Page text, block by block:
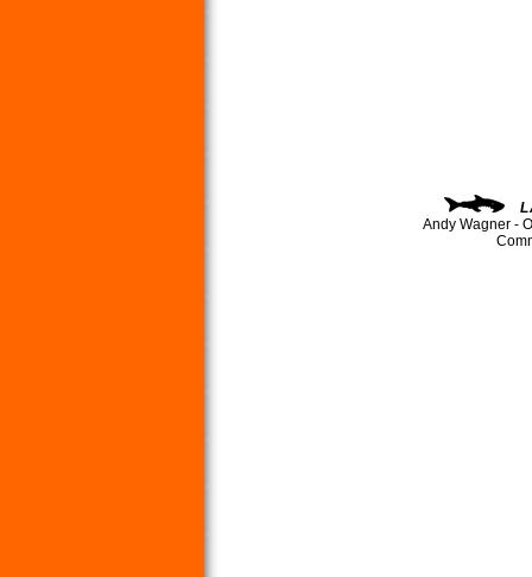
Andy Wagner -